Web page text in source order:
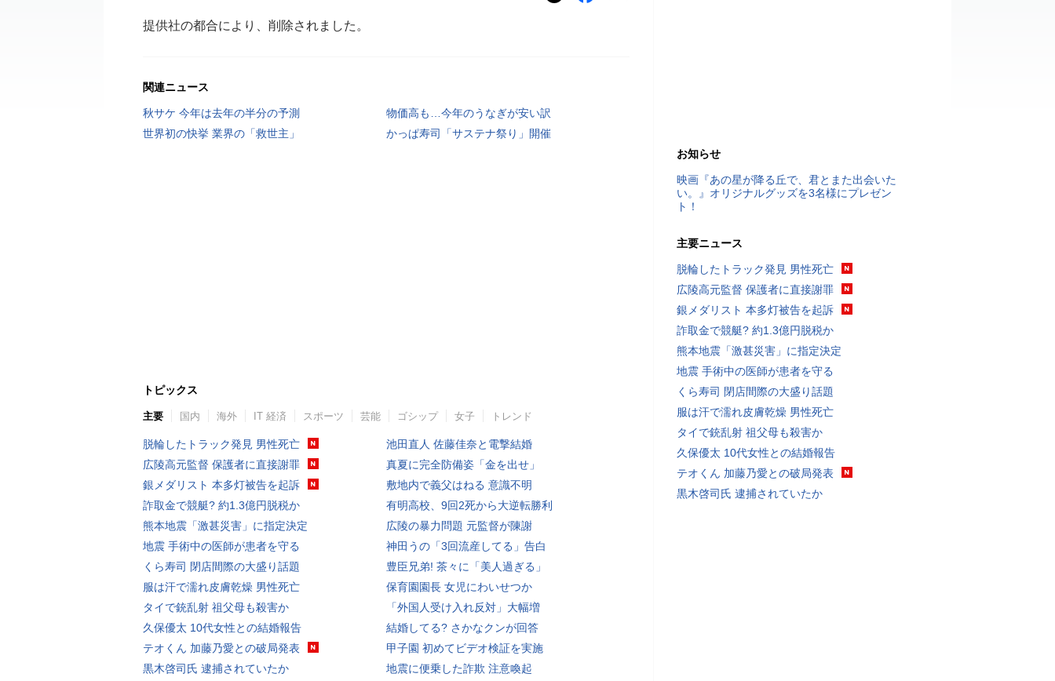
提供社の都合により、削除されました。
関連ニュース
秋サケ 今年は去年の半分の予測
物価高も…今年のうなぎが安い訳
世界初の快挙 業界の「救世主」
かっぱ寿司「サステナ祭り」開催
トピックス
主要 国内 海外 IT 経済 スポーツ 芸能 ゴシップ 女子 トレンド
脱輪したトラック発見 男性死亡
広陵高元監督 保護者に直接謝罪
銀メダリスト 本多灯被告を起訴
詐取金で競艇? 約1.3億円脱税か
熊本地震「激甚災害」に指定決定
地震 手術中の医師が患者を守る
くら寿司 閉店間際の大盛り話題
服は汗で濡れ皮膚乾燥 男性死亡
タイで銃乱射 祖父母も殺害か
久保優太 10代女性との結婚報告
テオくん 加藤乃愛との破局発表
黒木啓司氏 逮捕されていたか
池田直人 佐藤佳奈と電撃結婚
真夏に完全防備姿「金を出せ」
敷地内で義父はねる 意識不明
有明高校、9回2死から大逆転勝利
広陵の暴力問題 元監督が陳謝
神田うの「3回流産してる」告白
豊臣兄弟! 茶々に「美人過ぎる」
保育園園長 女児にわいせつか
「外国人受け入れ反対」大幅増
結婚してる? さかなクンが回答
甲子園 初めてビデオ検証を実施
地震に便乗した詐欺 注意喚起
お知らせ
映画『あの星が降る丘で、君とまた出会いた
い。』オリジナルグッズを3名様にプレゼン
ト！
主要ニュース
脱輪したトラック発見 男性死亡
広陵高元監督 保護者に直接謝罪
銀メダリスト 本多灯被告を起訴
詐取金で競艇? 約1.3億円脱税か
熊本地震「激甚災害」に指定決定
地震 手術中の医師が患者を守る
くら寿司 閉店間際の大盛り話題
服は汗で濡れ皮膚乾燥 男性死亡
タイで銃乱射 祖父母も殺害か
久保優太 10代女性との結婚報告
テオくん 加藤乃愛との破局発表
黒木啓司氏 逮捕されていたか